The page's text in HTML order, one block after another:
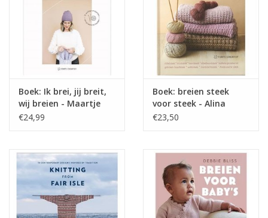
Boek: Ik brei, jij breit,
wij breien - Maartje
Bos
€24,99
Boek: breien steek
voor steek - Alina
Schneider
€23,50